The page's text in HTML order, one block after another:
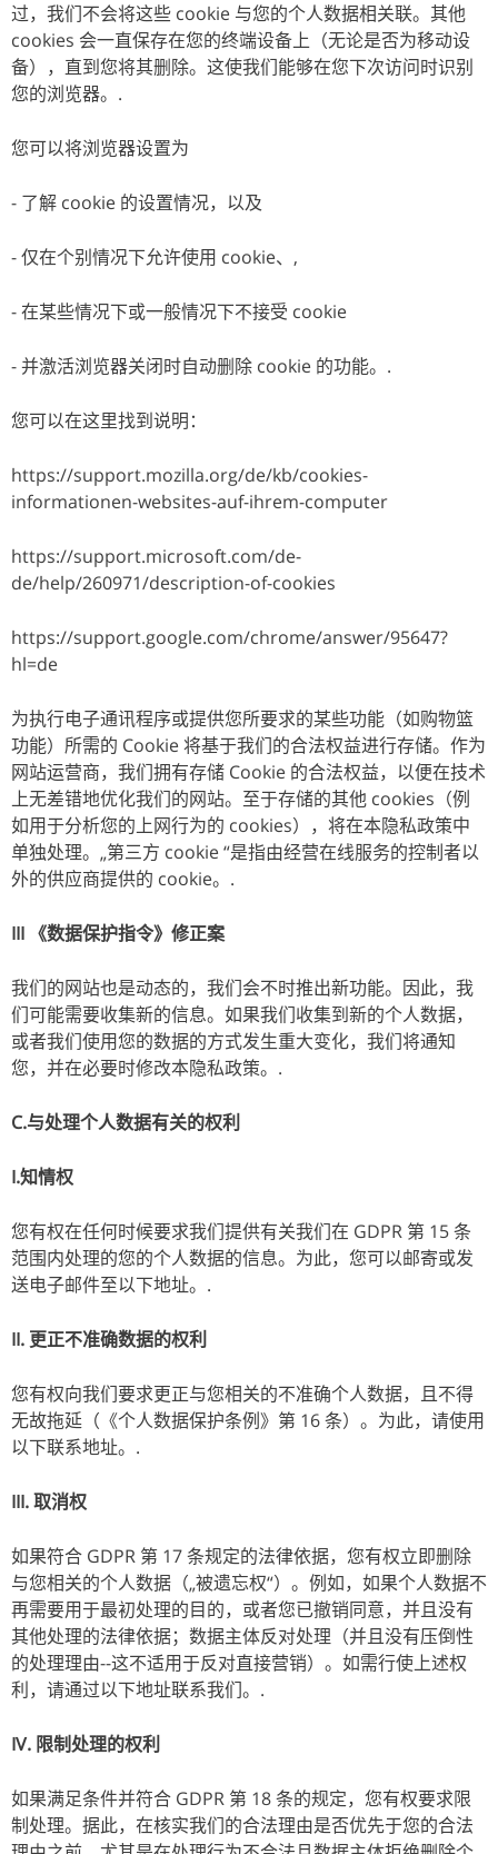
过，我们不会将这些 cookie 与您的个人数据相关联。其他
cookies 会一直保存在您的终端设备上（无论是否为移动设
备），直到您将其删除。这使我们能够在您下次访问时识别
您的浏览器。.
您可以将浏览器设置为
- 了解 cookie 的设置情况，以及
- 仅在个别情况下允许使用 cookie、,
- 在某些情况下或一般情况下不接受 cookie
- 并激活浏览器关闭时自动删除 cookie 的功能。.
您可以在这里找到说明：
https://support.mozilla.org/de/kb/cookies-
informationen-websites-auf-ihrem-computer
https://support.microsoft.com/de-
de/help/260971/description-of-cookies
https://support.google.com/chrome/answer/95647?
hl=de
为执行电子通讯程序或提供您所要求的某些功能（如购物篮
功能）所需的 Cookie 将基于我们的合法权益进行存储。作为
网站运营商，我们拥有存储 Cookie 的合法权益，以便在技术
上无差错地优化我们的网站。至于存储的其他 cookies（例
如用于分析您的上网行为的 cookies），将在本隐私政策中
单独处理。„第三方 cookie “是指由经营在线服务的控制者以
外的供应商提供的 cookie。.
III 《数据保护指令》修正案
我们的网站也是动态的，我们会不时推出新功能。因此，我
们可能需要收集新的信息。如果我们收集到新的个人数据，
或者我们使用您的数据的方式发生重大变化，我们将通知
您，并在必要时修改本隐私政策。.
C.与处理个人数据有关的权利
I.知情权
您有权在任何时候要求我们提供有关我们在 GDPR 第 15 条
范围内处理的您的个人数据的信息。为此，您可以邮寄或发
送电子邮件至以下地址。.
II. 更正不准确数据的权利
您有权向我们要求更正与您相关的不准确个人数据，且不得
无故拖延（《个人数据保护条例》第 16 条）。为此，请使用
以下联系地址。.
III. 取消权
如果符合 GDPR 第 17 条规定的法律依据，您有权立即删除
与您相关的个人数据（„被遗忘权“）。例如，如果个人数据不
再需要用于最初处理的目的，或者您已撤销同意，并且没有
其他处理的法律依据；数据主体反对处理（并且没有压倒性
的处理理由--这不适用于反对直接营销）。如需行使上述权
利，请通过以下地址联系我们。.
IV. 限制处理的权利
如果满足条件并符合 GDPR 第 18 条的规定，您有权要求限
制处理。据此，在核实我们的合法理由是否优先于您的合法